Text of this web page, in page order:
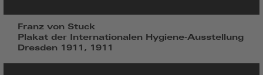
Franz von Stuck
Plakat der Internationalen Hygiene-Ausstellung
Dresden 1911, 1911